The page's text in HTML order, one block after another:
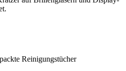
Reinigungstücher